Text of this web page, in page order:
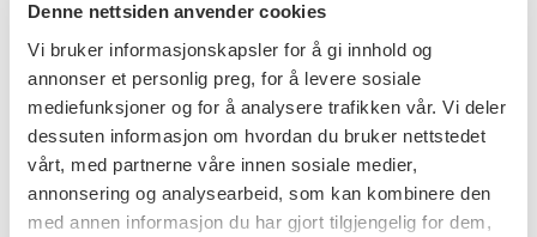
Denne nettsiden anvender cookies
Vi bruker informasjonskapsler for å gi innhold og
annonser et personlig preg, for å levere sosiale
mediefunksjoner og for å analysere trafikken vår. Vi deler
dessuten informasjon om hvordan du bruker nettstedet
vårt, med partnerne våre innen sosiale medier,
annonsering og analysearbeid, som kan kombinere den
med annen informasjon du har gjort tilgjengelig for dem,